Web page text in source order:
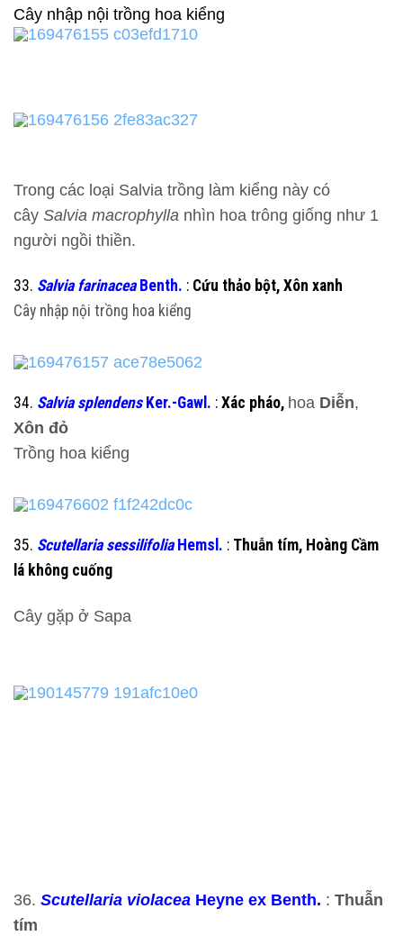
Cây nhập nội trồng hoa kiểng
Trong các loại Salvia trồng làm kiểng này có
cây Salvia macrophylla nhìn hoa trông giống như 1
người ngồi thiền.
33. Salvia farinacea Benth. : Cứu thảo bột, Xôn xanh
Cây nhập nội trồng hoa kiểng
34. Salvia splendens Ker.-Gawl. : Xác pháo, hoa Diễn,
Xôn đỏ
Trồng hoa kiểng
35. Scutellaria sessilifoliaHemsl. : Thuẫn tím, Hoàng Cầm
lá không cuống
Cây gặp ở Sapa
36. Scutellaria violacea Heyne ex Benth. : Thuẫn
tím